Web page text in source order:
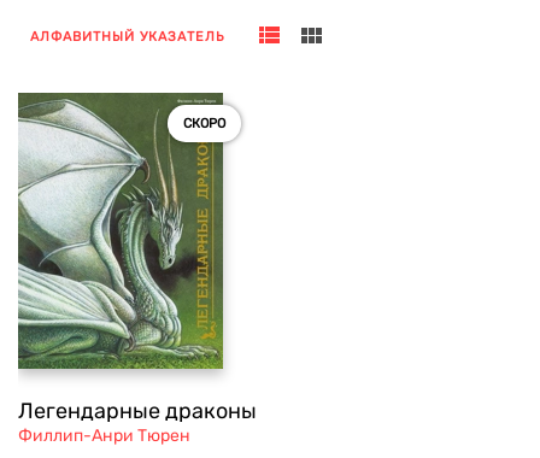
АЛФАВИТНЫЙ УКАЗАТЕЛЬ
СКОРО
Легендарные драконы
Филлип-Анри Тюрен